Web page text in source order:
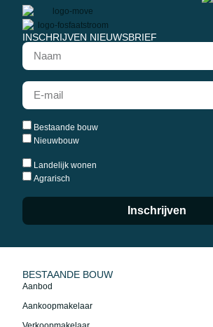
INSCHRIJVEN NIEUWSBRIEF
Bestaande bouw
Nieuwbouw
Landelijk wonen
Agrarisch
Inschrijven
BESTAANDE BOUW
Aanbod
Aankoopmakelaar